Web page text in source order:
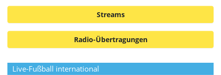
Streams
Radio-Übertragungen
Live-Fußball international